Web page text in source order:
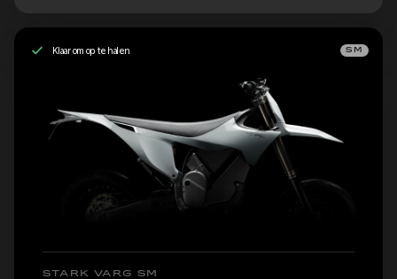
Klaar om op te halen SM
STARK VARG SM